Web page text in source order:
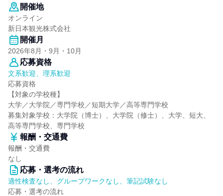
開催地
オンライン
新日本観光株式会社
開催月
2026年8月・9月・10月
応募資格
文系歓迎、理系歓迎
応募資格
【対象の学校種】
大学／大学院／専門学校／短期大学／高等専門学校
募集対象学校：大学院（博士）、大学院（修士）、大学、短大、
高等専門学校、専門学校
報酬・交通費
報酬・交通費
なし
応募・選考の流れ
適性検査なし、グループワークなし、筆記試験なし
応募・選考の流れ